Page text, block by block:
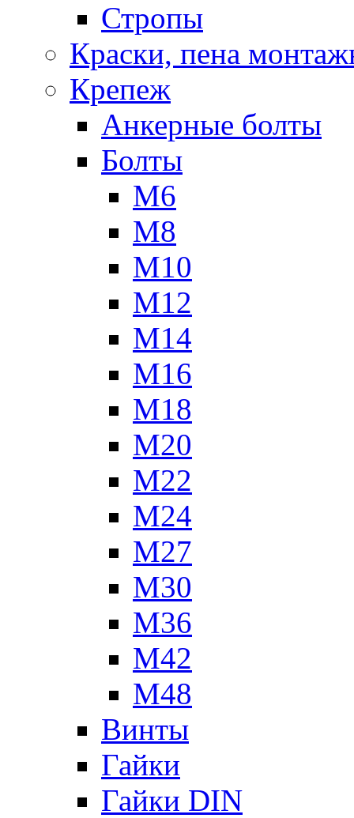
Стропы
Краски, пена
Крепеж
Анкерные болты
Болты
М6
М8
М10
М12
М14
М16
М18
М20
М22
М24
М27
М30
М36
М42
М48
Винты
Гайки
Гайки DIN